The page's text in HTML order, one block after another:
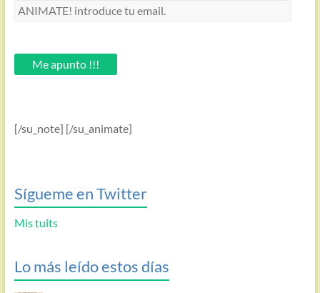
ANIMATE!
email.Me apunto !!!
[/su_note] [/su_animate]
Sígueme en Twitter
Mis tuits
Lo más leído estos días